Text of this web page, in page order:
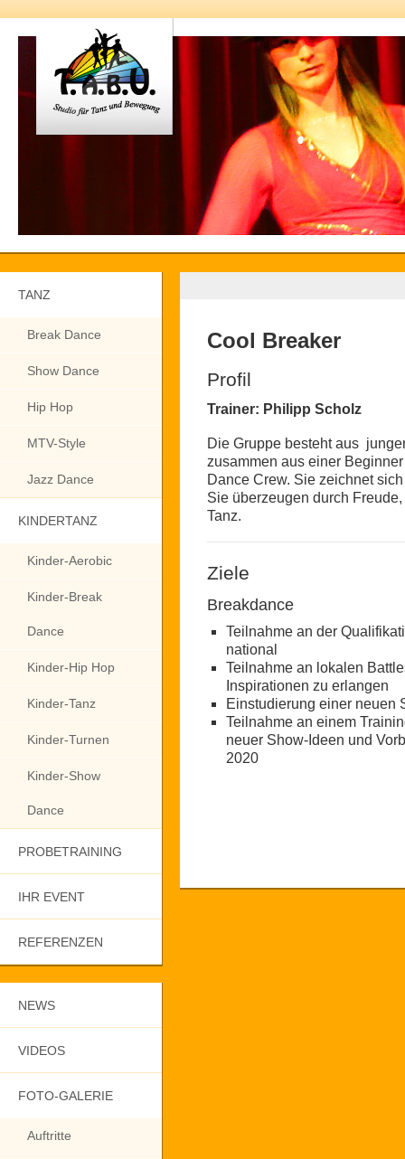
TANZ
Break Dance
Show Dance
Hip Hop
MTV-Style
Jazz Dance
KINDERTANZ
Kinder-Aerobic
Kinder-Break
Dance
Kinder-Hip Hop
Kinder-Tanz
Kinder-Turnen
Kinder-Show
Dance
PROBETRAINING
IHR EVENT
REFERENZEN
NEWS
VIDEOS
FOTO-GALERIE
Auftritte
Cool Breaker
Profil
Trainer: Philipp Scholz
Die Gruppe besteht aus
zusammen aus einer
Dance Crew. Sie zeichnet
Sie überzeugen durch
Tanz.
Ziele
Breakdance
Teilnahme an der
national
Teilnahme an lokalen
Inspirationen zu erlangen
Einstudierung einer neuen
Teilnahme an einem
neuer Show-Ideen und
2020